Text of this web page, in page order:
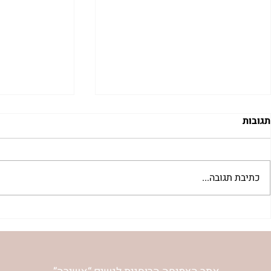
וינשטיין
אפרת בזק
תגובות
כתיבת תגובה...